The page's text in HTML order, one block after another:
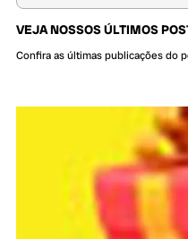
VEJA NOSSOS ÚLTIMOS
Confira as últimas publicações do